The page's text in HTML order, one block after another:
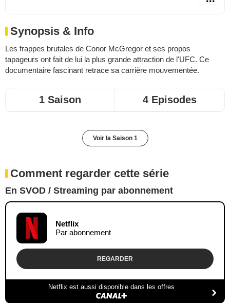
Synopsis & Info
Les frappes brutales de Conor McGregor et ses propos
tapageurs ont fait de lui la plus grande attraction de l'UFC. Ce
documentaire fascinant retrace sa carrière mouvementée.
1 Saison 4 Episodes
Voir la Saison 1
Comment regarder cette série
En SVOD / Streaming par abonnement
Netflix
Par abonnement
REGARDER
Netflix est aussi disponible dans les offres